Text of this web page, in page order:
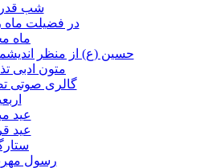
شب قدر
در فضیلت
ماه
حسین (ع) از منظر
متون ادبی
گالری صوتی
عید
عید
رسول